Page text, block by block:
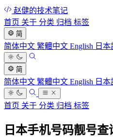
赵健的技术笔记
首页 关于 分类 归档 标签
简
简体中文 繁體中文 English 日本
简
简体中文 繁體中文 English 日本
首页 关于 分类 归档 标签
日本手机号码靓号